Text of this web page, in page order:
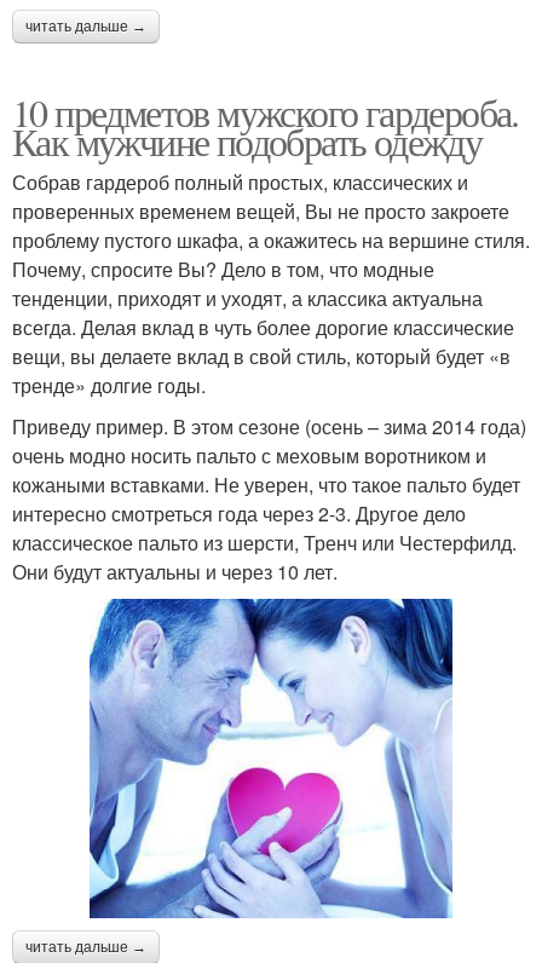
читать дальше →
10 предметов мужского гардероба.
Как мужчине подобрать одежду
Собрав гардероб полный простых, классических и
проверенных временем вещей, Вы не просто закроете
проблему пустого шкафа, а окажитесь на вершине стиля.
Почему, спросите Вы? Дело в том, что модные
тенденции, приходят и уходят, а классика актуальна
всегда. Делая вклад в чуть более дорогие классические
вещи, вы делаете вклад в свой стиль, который будет «в
тренде» долгие годы.
Приведу пример. В этом сезоне (осень – зима 2014 года)
очень модно носить пальто с меховым воротником и
кожаными вставками. Не уверен, что такое пальто будет
интересно смотреться года через 2-3. Другое дело
классическое пальто из шерсти, Тренч или Честерфилд.
Они будут актуальны и через 10 лет.
читать дальше →